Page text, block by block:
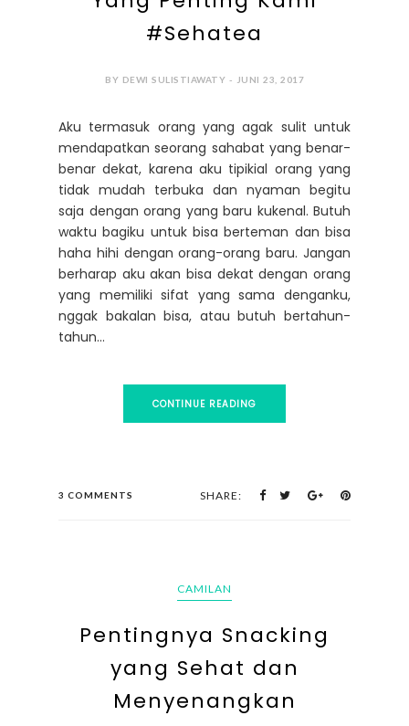
#Sehatea
BY DEWI SULISTIAWATY - JUNI 23, 2017
Aku termasuk orang yang agak sulit untuk
mendapatkan seorang sahabat yang benar-
benar dekat, karena aku tipikial orang yang
tidak mudah terbuka dan nyaman begitu
saja dengan orang yang baru kukenal. Butuh
waktu bagiku untuk bisa berteman dan bisa
haha hihi dengan orang-orang baru. Jangan
berharap aku akan bisa dekat dengan orang
yang memiliki sifat yang sama denganku,
nggak bakalan bisa, atau butuh bertahun-
tahun...
CONTINUE READING
3 COMMENTS SHARE:
CAMILAN
Pentingnya Snacking
yang Sehat dan
Menyenangkan